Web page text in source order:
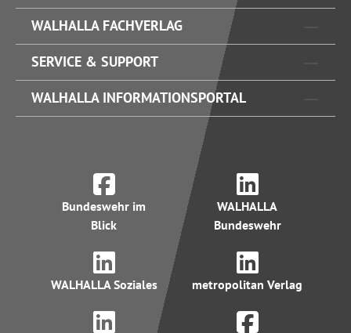
WALHALLA FACHVERLAG
SERVICE & SUPPORT
WALHALLA INFORMATIONSPORTAL
Bundeswehr im
Blick
WALHALLA
Bundeswehr
WALHALLA Soziales metropolitan Verlag